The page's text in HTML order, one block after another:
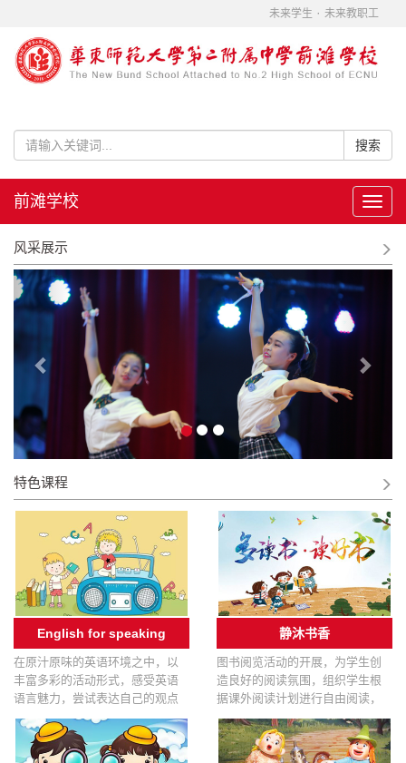
未来学生 · 未来教职工
前滩学校
风采展示
Previous Next
特色课程
English for speaking
在原汁原味的英语环境之中，以
丰富多彩的活动形式，感受英语
语言魅力，尝试表达自己的观点
和想法，在互动和体验中碰撞出
思维的火花。
静沐书香
图书阅览活动的开展，为学生创
造良好的阅读氛围，组织学生根
据课外阅读计划进行自由阅读，
着在开放的氛围中让学生去自主
获得书籍带来的精美词句与文化
内涵，培养学生良好的阅读兴趣